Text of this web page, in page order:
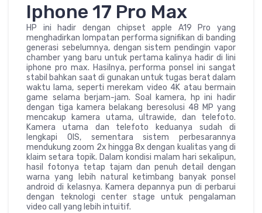
Iphone 17 Pro Max
HP ini hadir dengan chipset apple A19 Pro yang
menghadirkan lompatan performa signifikan di banding
generasi sebelumnya, dengan sistem pendingin vapor
chamber yang baru untuk pertama kalinya hadir di lini
iphone pro max. Hasilnya, performa ponsel ini sangat
stabil bahkan saat di gunakan untuk tugas berat dalam
waktu lama, seperti merekam video 4K atau bermain
game selama berjam-jam. Soal kamera, hp ini hadir
dengan tiga kamera belakang beresolusi 48 MP yang
mencakup kamera utama, ultrawide, dan telefoto.
Kamera utama dan telefoto keduanya sudah di
lengkapi OIS, sementara sistem perbesarannya
mendukung zoom 2x hingga 8x dengan kualitas yang di
klaim setara topik. Dalam kondisi malam hari sekalipun,
hasil fotonya tetap tajam dan penuh detail dengan
warna yang lebih natural ketimbang banyak ponsel
android di kelasnya. Kamera depannya pun di perbarui
dengan teknologi center stage untuk pengalaman
video call yang lebih intuitif.